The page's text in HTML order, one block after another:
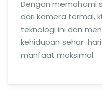
Dengan memahami
dari kamera termal,
teknologi ini dan
kehidupan sehar-
manfaat maksimal.